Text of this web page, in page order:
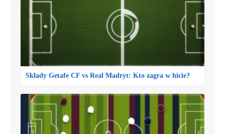
Składy Getafe CF vs Real Madryt: Kto zagra w hicie?